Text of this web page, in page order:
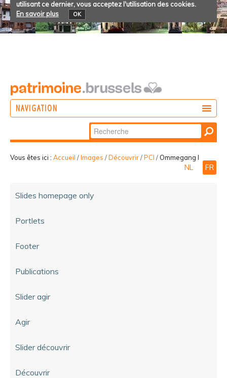
utilisant ce dernier, vous acceptez l'utilisation des cookies.
En savoir plus
OK
NAVIGATION
Chercher par
Recherche
avancée…
Vous êtes ici : Accueil /Images /Découvrir/PCI / Ommegang I
NL FR
Slides homepage only
Portlets
Footer
Publications
Slider agir
Agir
Slider découvrir
Découvrir